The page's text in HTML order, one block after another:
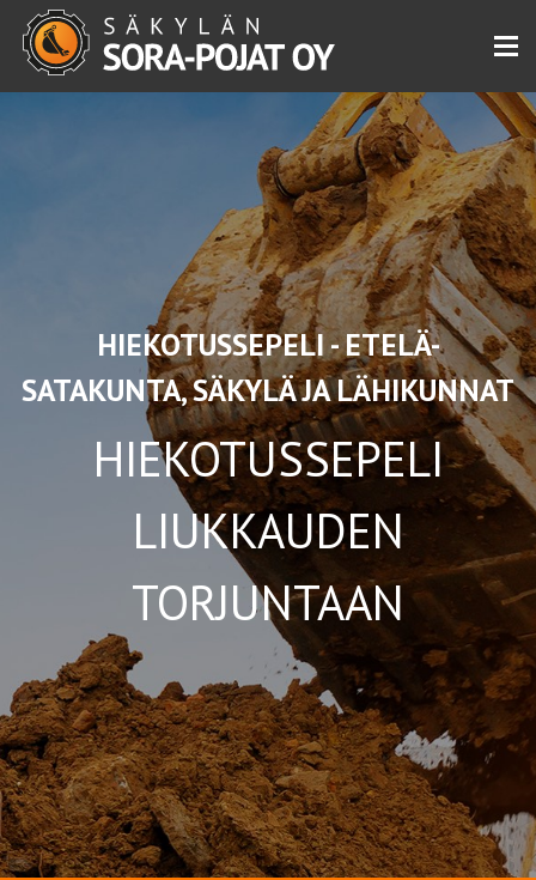
Siirry
sisältöön
HIEKOTUSSEPELI - ETELÄ-
SATAKUNTA, SÄKYLÄ JA LÄHIKUNNAT
HIEKOTUSSEPELI
LIUKKAUDEN
TORJUNTAAN